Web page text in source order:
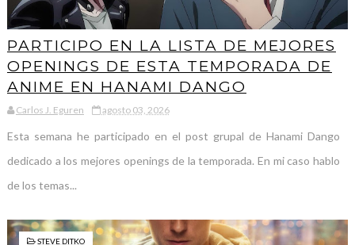
PARTICIPO EN LA LISTA DE MEJORES
OPENINGS DE ESTA TEMPORADA DE
ANIME EN HANAMI DANGO
Carlos J. Eguren agosto 03, 2026
Esta semana he participado en el post grupal de Hanami Dango
dedicado a los mejores openings de la temporada. En mi caso hablo
de los temas...
STEVE DITKO